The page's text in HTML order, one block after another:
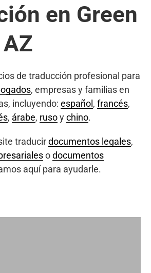
en Green
de traducción profesional para
, empresas y familias en
incluyendo: español , francés,
, árabe, rusoychino.
traducirdocumentos legales,
odocumentos
aquí para ayudarle.